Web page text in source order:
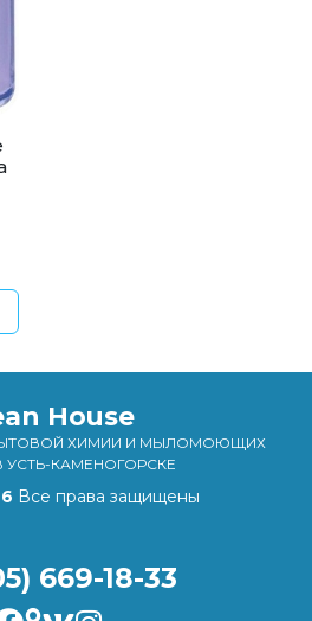
House
ХИМИИ И МЫЛОМОЮЩИХ
УСТЬ-КАМЕНОГОРСКЕ
Все права защищены
669-18-33